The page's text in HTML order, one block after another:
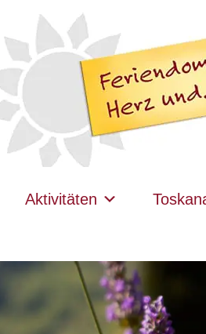
Aktivitäten